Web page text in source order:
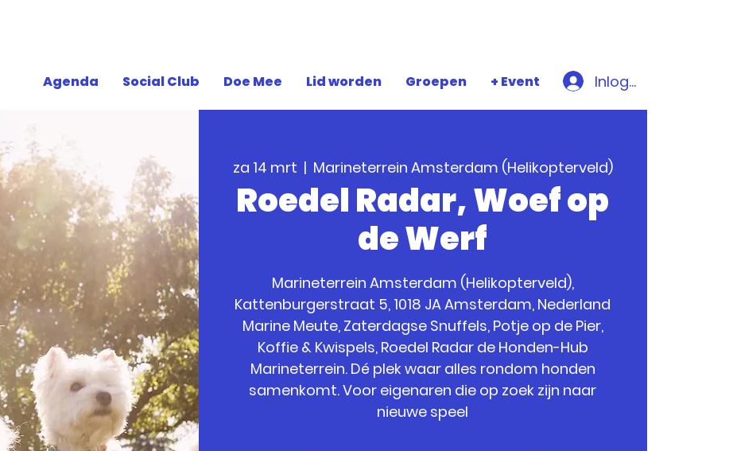
Agenda Social Club Doe Mee Lid worden Groepen + Event Inloggen
za 14 mrt
  |
Marineterrein Amsterdam (Helikopterveld)
Roedel Radar, Woef op
de Werf
Marineterrein Amsterdam (Helikopterveld),
Kattenburgerstraat 5, 1018 JA Amsterdam, Nederland
Marine Meute, Zaterdagse Snuffels, Potje op de Pier,
Koffie & Kwispels, Roedel Radar de Honden-Hub
Marineterrein. Dé plek waar alles rondom honden
samenkomt. Voor eigenaren die op zoek zijn naar
nieuwe speel